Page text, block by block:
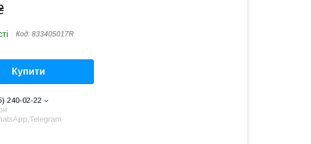
Код: 833405017R
Купити
240-02-22